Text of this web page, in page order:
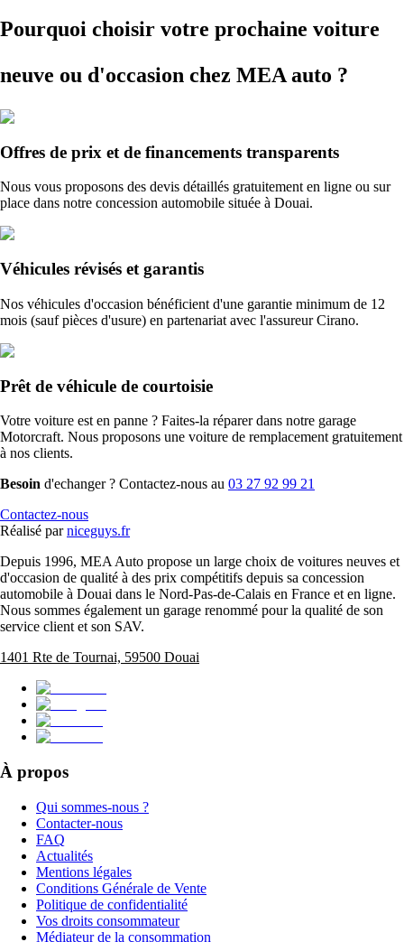
Pourquoi choisir votre prochaine voiture
neuve ou d'occasion chez MEA auto ?
Offres de prix et de financements transparents
Nous vous proposons des devis détaillés gratuitement en ligne ou sur
place dans notre concession automobile située à Douai.
Véhicules révisés et garantis
Nos véhicules d'occasion bénéficient d'une garantie minimum de 12
mois (sauf pièces d'usure) en partenariat avec l'assureur Cirano.
Prêt de véhicule de courtoisie
Votre voiture est en panne ? Faites-la réparer dans notre garage
Motorcraft. Nous proposons une voiture de remplacement gratuitement
à nos clients.
Besoin d'echanger ? Contactez-nous au 03 27 92 99 21
Contactez-nous
Réalisé par niceguys.fr
Depuis 1996, MEA Auto propose un large choix de voitures neuves et
d'occasion de qualité à des prix compétitifs depuis sa concession
automobile à Douai dans le Nord-Pas-de-Calais en France et en ligne.
Nous sommes également un garage renommé pour la qualité de son
service client et son SAV.
1401 Rte de Tournai, 59500 Douai
À propos
Qui sommes-nous ?
Contacter-nous
FAQ
Actualités
Mentions légales
Conditions Générale de Vente
Politique de confidentialité
Vos droits consommateur
Médiateur de la consommation